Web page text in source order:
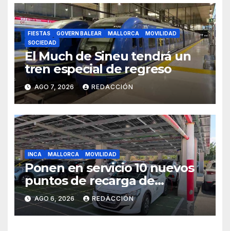
FIESTAS GOVERN BALEAR MALLORCA
MOVILIDAD
SOCIEDAD
El Much de Sineu tendrá un
tren especial de regreso
AGO 7, 2026 REDACCIÓN
INCA MALLORCA MOVILIDAD
Ponen en servicio 10 nuevos
puntos de recarga de
vehículos eléctricos en el
Hospital de Inca
AGO 6, 2026 REDACCIÓN